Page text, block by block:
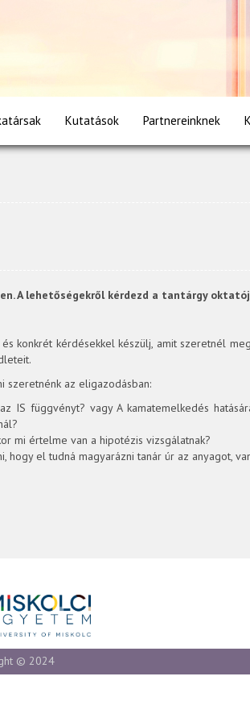
Kutatások Partnereinknek
A lehetőségekről kérdezd a tantárgy
konkrét kérdésekkel készülj, amit szeretnél
szeretnénk az eligazodásban:
IS függvényt? vagy A kamatemelkedés
mi értelme van a hipotézis vizsgálatnak?
hogy el tudná magyarázni tanár úr az anyagot,
© 2024